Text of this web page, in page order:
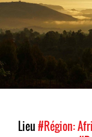
Lieu#Région: